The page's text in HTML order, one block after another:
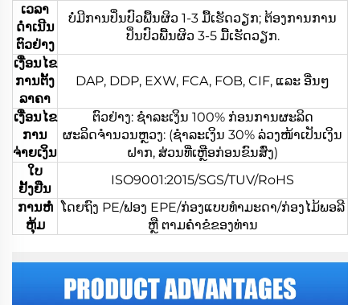
ເວລາ
ດຳເນີນ
ຕົວຢ່າງ
ບໍ່ມີການປິ່ນປົວພື້ນຜິວ 1-3 ມື້ເຮັດວຽກ; ຕ້ອງການການ
ປິ່ນປົວພື້ນຜິວ 3-5 ມື້ເຮັດວຽກ.
ເງື່ອນໄຂ
ການຕັ້ງ
ລາຄາ
DAP, DDP, EXW, FCA, FOB, CIF, ແລະ ອື່ນໆ
ເງື່ອນໄຂ
ການ
ຈ່າຍເງິນ
ຕົວຢ່າງ: ຊຳລະເງິນ 100% ກ່ອນການຜະລິດ
ຜະລິດຈຳນວນຫຼວງ: (ຊຳລະເງິນ 30% ລ່ວງໜ້າເປັນເງິນ
ຝາກ, ສ່ວນທີ່ເຫຼືອກ່ອນຂົນສົ່ງ)
ໃບ
ຢັ້ງຢືນ
ISO9001:2015/SGS/TUV/RoHS
ການຫໍ່
ຫຸ້ມ
ໂດຍຖົງ PE/ຟອງ EPE/ກ່ອງແບບທຳມະດາ/ກ່ອງໄມ້ພອລີ
ຫຼື ຕາມຄຳຂໍຂອງທ່ານ